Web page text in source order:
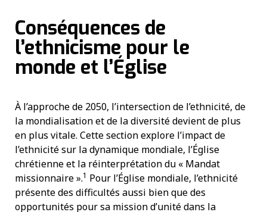
Conséquences de
l’ethnicisme pour le
monde et l’Église
À l’approche de 2050, l’intersection de l’ethnicité, de
la mondialisation et de la diversité devient de plus
en plus vitale. Cette section explore l’impact de
l’ethnicité sur la dynamique mondiale, l’Église
chrétienne et la réinterprétation du « Mandat
missionnaire ».1 Pour l’Église mondiale, l’ethnicité
présente des difficultés aussi bien que des
opportunités pour sa mission d’unité dans la